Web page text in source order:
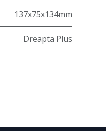
137x75x134mm
Dreapta Plus